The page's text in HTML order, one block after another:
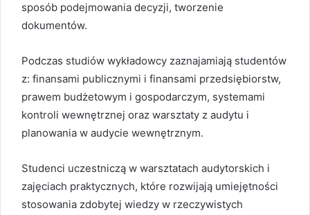
sposób podejmowania decyzji, tworzenie
dokumentów.
Podczas studiów wykładowcy zaznajamiają studentów
z: finansami publicznymi i finansami przedsiębiorstw,
prawem budżetowym i gospodarczym, systemami
kontroli wewnętrznej oraz warsztaty z audytu i
planowania w audycie wewnętrznym.
Studenci uczestniczą w warsztatach audytorskich i
zajęciach praktycznych, które rozwijają umiejętności
stosowania zdobytej wiedzy w rzeczywistych